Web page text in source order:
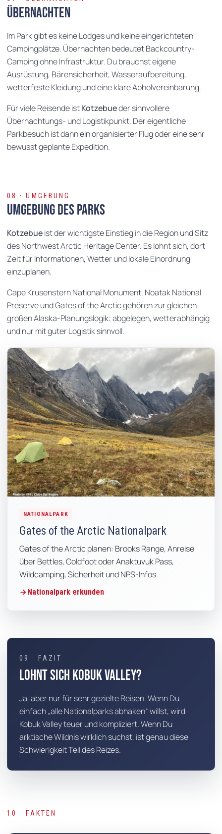
Übernachten
Im Park gibt es keine Lodges und keine eingerichteten
Campingplätze. Übernachten bedeutet Backcountry-
Camping ohne Infrastruktur. Du brauchst eigene
Ausrüstung, Bärensicherheit, Wasseraufbereitung,
wetterfeste Kleidung und eine klare Abholvereinbarung.
Für viele Reisende istKotzebueder sinnvollere
Übernachtungs- und Logistikpunkt. Der eigentliche
Parkbesuch ist dann ein organisierter Flug oder eine sehr
bewusst geplante Expedition.
08 · UMGEBUNG
Umgebung des Parks
Kotzebueist der wichtigste Einstieg in die Region und Sitz
des Northwest Arctic Heritage Center. Es lohnt sich, dort
Zeit für Informationen, Wetter und lokale Einordnung
einzuplanen.
Cape Krusenstern National Monument, Noatak National
Preserve und Gates of the Arctic gehören zur gleichen
großen Alaska-Planungslogik: abgelegen, wetterabhängig
und nur mit guter Logistik sinnvoll.
NATIONALPARK
Gates of the Arctic Nationalpark
Gates of the Arctic planen: Brooks Range, Anreise
über Bettles, Coldfoot oder Anaktuvuk Pass,
Wildcamping, Sicherheit und NPS-Infos.
Nationalpark erkunden
09 · FAZIT
Lohnt sich Kobuk Valley?
Ja, aber nur für sehr gezielte Reisen. Wenn Du
einfach „alle Nationalparks abhaken“ willst, wird
Kobuk Valley teuer und kompliziert. Wenn Du
arktische Wildnis wirklich suchst, ist genau diese
Schwierigkeit Teil des Reizes.
10 · FAKTEN